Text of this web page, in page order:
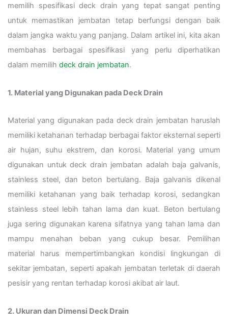
memilih spesifikasi deck drain yang tepat sangat penting
untuk memastikan jembatan tetap berfungsi dengan baik
dalam jangka waktu yang panjang. Dalam artikel ini, kita akan
membahas berbagai spesifikasi yang perlu diperhatikan
dalam memilih deck drain jembatan.
1. Material yang Digunakan pada Deck Drain
Material yang digunakan pada deck drain jembatan haruslah
memiliki ketahanan terhadap berbagai faktor eksternal seperti
air hujan, suhu ekstrem, dan korosi. Material yang umum
digunakan untuk deck drain jembatan adalah baja galvanis,
stainless steel, dan beton bertulang. Baja galvanis dikenal
memiliki ketahanan yang baik terhadap korosi, sedangkan
stainless steel lebih tahan lama dan kuat. Beton bertulang
juga sering digunakan karena sifatnya yang tahan lama dan
mampu menahan beban yang cukup besar. Pemilihan
material harus mempertimbangkan kondisi lingkungan di
sekitar jembatan, seperti apakah jembatan terletak di daerah
pesisir yang rentan terhadap korosi akibat air laut.
2. Ukuran dan Dimensi Deck Drain